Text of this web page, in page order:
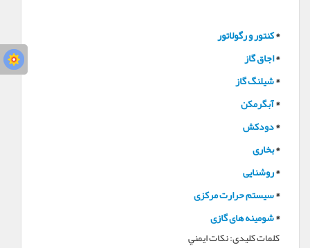
*کنتور و رگولاتور
*اجاق گاز
*شیلنگ گاز
*آبگرمکن
*دودکش
*بخاری
*روشنایی
*سیستم حرارت مرکزی
*شومینه‏‏ های گازی
کلمات کلیدی:نکات ايمني